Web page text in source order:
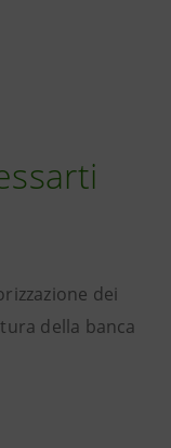
dei
della banca